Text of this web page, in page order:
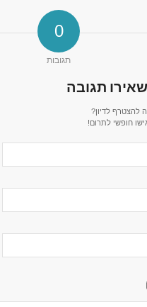
0
תגובות
תגובה
להצטרף לדיון?
חופשי לתרום!